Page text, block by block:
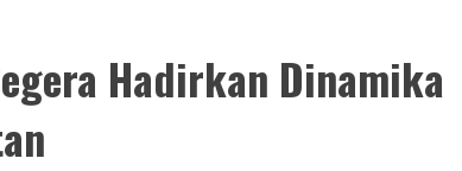
Hadirkan Dinamika